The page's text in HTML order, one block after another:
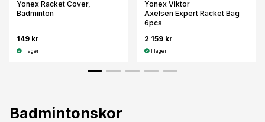
Yonex Racket Cover,
Badminton
149 kr
I lager
Yonex Viktor
Axelsen Expert Racket Bag
6pcs
2 159 kr
I lager
Badmintonskor